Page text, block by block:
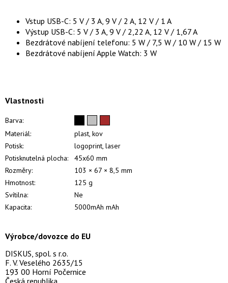
Vstup USB-C: 5 V / 3 A, 9 V / 2 A, 12 V / 1 A
Výstup USB-C: 5 V / 3 A, 9 V / 2,22 A, 12 V / 1,67 A
Bezdrátové nabíjení telefonu: 5 W / 7,5 W / 10 W / 15 W
Bezdrátové nabíjení Apple Watch: 3 W
Vlastnosti
Barva:
Materiál:
plast, kov
Potisk:
logoprint, laser
Potisknutelná plocha:
45x60 mm
Rozměry:
103 × 67 × 8,5 mm
Hmotnost:
125 g
Svítilna:
Ne
Kapacita:
5000mAh mAh
Výrobce/dovozce do EU
DISKUS, spol. s r.o.
F. V. Veselého 2635/15
193 00 Horní Počernice
Česká republika